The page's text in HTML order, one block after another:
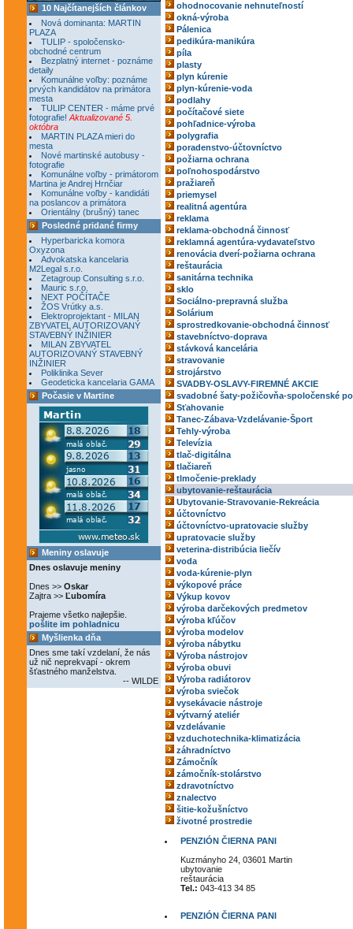
10 Najčítanejších článkov
Nová dominanta: MARTIN
PLAZA
TULIP - spoločensko-
obchodné centrum
Bezplatný internet - poznáme
detaily
Komunálne voľby: poznáme
prvých kandidátov na primátora
mesta
TULIP CENTER - máme prvé
fotografie! Aktualizované 5.
októbra
MARTIN PLAZA mieri do
mesta
Nové martinské autobusy -
fotografie
Komunálne voľby - primátorom
Martina je Andrej Hrnčiar
Komunálne voľby - kandidáti
na poslancov a primátora
Orientálny (brušný) tanec
Posledné pridané firmy
Hyperbaricka komora
Oxyzona
Advokatska kancelaria
M2Legal s.r.o.
Zetagroup Consulting s.r.o.
Mauric s.r.o.
NEXT POČÍTAČE
ŽOS Vrútky a.s.
Elektroprojektant - MILAN
ZBYVATEL AUTORIZOVANÝ
STAVEBNÝ INŽINIER
MILAN ZBYVATEL
AUTORIZOVANÝ STAVEBNÝ
INŽINIER
Poliklinika Sever
Geodeticka kancelaria GAMA
Počasie v Martine
Meniny oslavuje
Dnes oslavuje meniny
Dnes >> Oskar
Zajtra >> Ľubomíra
Prajeme všetko najlepšie.
pošlite im pohladnicu
Myšlienka dňa
Dnes sme takí vzdelaní, že nás
už nič neprekvapí - okrem
šťastného manželstva.
-- WILDE
ohodnocovanie nehnuteľností
okná-výroba
Pálenica
pedikúra-manikúra
píla
plasty
plyn kúrenie
plyn-kúrenie-voda
podlahy
počítačové siete
pohľadnice-výroba
polygrafia
poradenstvo-účtovníctvo
požiarna ochrana
poľnohospodárstvo
pražiareň
priemysel
realitná agentúra
reklama
reklama-obchodná činnosť
reklamná agentúra-vydavateľstvo
renovácia dverí-požiarna ochrana
reštaurácia
sanitárna technika
sklo
Sociálno-prepravná služba
Solárium
sprostredkovanie-obchodná činnosť
stavebníctvo-doprava
stávková kancelária
stravovanie
strojárstvo
SVADBY-OSLAVY-FIREMNÉ AKCIE
svadobné šaty-požičovňa-spoločenské
Sťahovanie
Tanec-Zábava-Vzdelávanie-Šport
Tehly-výroba
Televízia
tlač-digitálna
tlačiareň
tlmočenie-preklady
ubytovanie-reštaurácia
Ubytovanie-Stravovanie-Rekreácia
účtovníctvo
účtovníctvo-upratovacie služby
upratovacie služby
veterina-distribúcia liečív
voda
voda-kúrenie-plyn
výkopové práce
Výkup kovov
výroba darčekových predmetov
výroba kľúčov
výroba modelov
výroba nábytku
Výroba nástrojov
výroba obuvi
Výroba radiátorov
výroba sviečok
vysekávacie nástroje
výtvarný ateliér
vzdelávanie
vzduchotechnika-klimatizácia
záhradníctvo
Zámočník
zámočník-stolárstvo
zdravotníctvo
znalectvo
šitie-kožušníctvo
životné prostredie
PENZIÓN ČIERNA PANI
Kuzmányho 24, 03601 Martin
ubytovanie
reštaurácia
Tel.: 043-413 34 85
PENZIÓN ČIERNA PANI